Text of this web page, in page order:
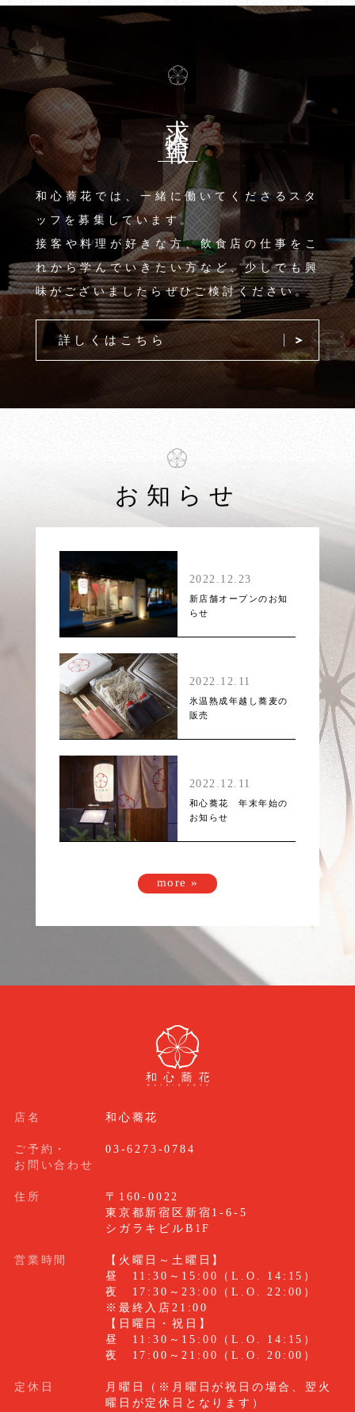
求人情報
和心蕎花では、一緒に働いてくださるスタ
ッフを募集しています。
接客や料理が好きな方、飲食店の仕事をこ
れから学んでいきたい方など、少しでも興
味がございましたらぜひご検討ください。
詳しくはこちら
お知らせ
2022.12.23
新店舗オープンのお知
らせ
2022.12.11
氷温熟成年越し蕎麦の
販売
2022.12.11
和心蕎花 年末年始の
お知らせ
more »
店名 和心蕎花
ご予約・
お問い合わせ
03-6273-0784
住所
〒160-0022
東京都新宿区新宿1-6-5
シガラキビルB1F
営業時間
【火曜日～土曜日】
昼 11:30～15:00（L.O. 14:15）
夜 17:30～23:00（L.O. 22:00）
※最終入店21:00
【日曜日・祝日】
昼 11:30～15:00（L.O. 14:15）
夜 17:00～21:00（L.O. 20:00）
定休日
月曜日（※月曜日が祝日の場合、翌火
曜日が定休日となります）